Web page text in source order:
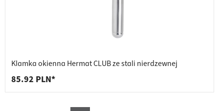
Klamka okienna Hermat CLUB ze stali nierdzewnej
85.92 PLN*